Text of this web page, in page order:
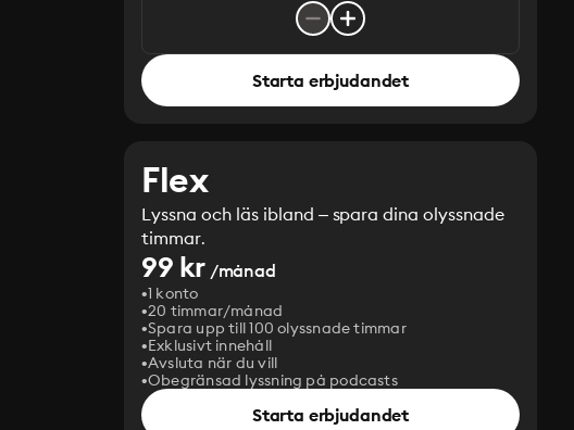
Starta erbjudandet
Flex
Lyssna och läs ibland – spara dina olyssnade
timmar.
99 kr/månad
1 konto
20 timmar/månad
Spara upp till 100 olyssnade timmar
Exklusivt innehåll
Avsluta när du vill
Obegränsad lyssning på podcasts
Starta erbjudandet